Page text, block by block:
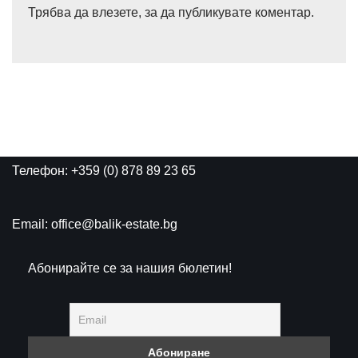
Трябва да влезете, за да публикувате коментар.
Телефон: +359 (0) 878 89 23 65
Email: office@balik-estate.bg
Абонирайте се за нашия бюлетин!